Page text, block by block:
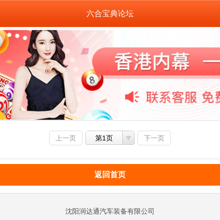
六合宝典论坛
上一页 第1页 下一页
返回首页
沈阳润达通汽车装备有限公司